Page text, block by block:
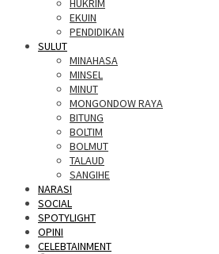
HUKRIM
EKUIN
PENDIDIKAN
SULUT
MINAHASA
MINSEL
MINUT
MONGONDOW RAYA
BITUNG
BOLTIM
BOLMUT
TALAUD
SANGIHE
NARASI
SOCIAL
SPOTYLIGHT
OPINI
CELEBTAINMENT